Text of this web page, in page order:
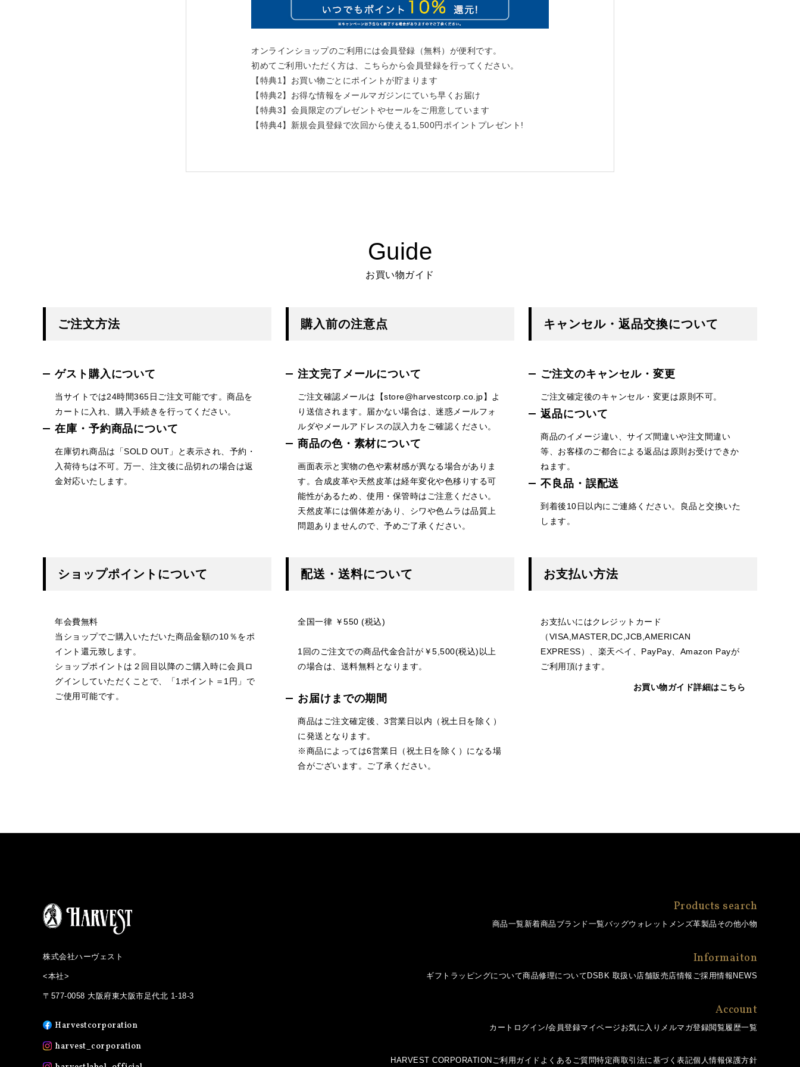
オンラインショップのご利用には会員登録（無料）が便利です。
初めてご利用いただく方は、こちらから会員登録を行ってください。
【特典1】お買い物ごとにポイントが貯まります
【特典2】お得な情報をメールマガジンにていち早くお届け
【特典3】会員限定のプレゼントやセールをご用意しています
【特典4】新規会員登録で次回から使える1,500円ポイントプレゼント!
Guide
お買い物ガイド
ご注文方法
ゲスト購入について
当サイトでは24時間365日ご注文可能です。商品を
カートに入れ、購入手続きを行ってください。
在庫・予約商品について
在庫切れ商品は「SOLD OUT」と表示され、予約・
入荷待ちは不可。万一、注文後に品切れの場合は返
金対応いたします。
購入前の注意点
注文完了メールについて
ご注文確認メールは【store@harvestcorp.co.jp】よ
り送信されます。届かない場合は、迷惑メールフォ
ルダやメールアドレスの誤入力をご確認ください。
商品の色・素材について
画面表示と実物の色や素材感が異なる場合がありま
す。合成皮革や天然皮革は経年変化や色移りする可
能性があるため、使用・保管時はご注意ください。
天然皮革には個体差があり、シワや色ムラは品質上
問題ありませんので、予めご了承ください。
キャンセル・返品交換について
ご注文のキャンセル・変更
ご注文確定後のキャンセル・変更は原則不可。
返品について
商品のイメージ違い、サイズ間違いや注文間違い
等、お客様のご都合による返品は原則お受けできか
ねます。
不良品・誤配送
到着後10日以内にご連絡ください。良品と交換いた
します。
ショップポイントについて
年会費無料
当ショップでご購入いただいた商品金額の10％をポ
イント還元致します。
ショップポイントは２回目以降のご購入時に会員ロ
グインしていただくことで、「1ポイント＝1円」で
ご使用可能です。
配送・送料について
全国一律 ￥550 (税込)
1回のご注文での商品代金合計が￥5,500(税込)以上
の場合は、送料無料となります。
お届けまでの期間
商品はご注文確定後、3営業日以内（祝土日を除く）
に発送となります。
※商品によっては6営業日（祝土日を除く）になる場
合がございます。ご了承ください。
お支払い方法
お支払いにはクレジットカード
（VISA,MASTER,DC,JCB,AMERICAN
EXPRESS）、楽天ペイ、PayPay、Amazon Payが
ご利用頂けます。
お買い物ガイド詳細はこちら
株式会社ハーヴェスト
<本社>
〒577-0058 大阪府東大阪市足代北 1-18-3
Harvestcorporation
harvest_corporation
Products search
商品一覧 新着商品 ブランド一覧バッグウォレット メンズ革製品 その他小物
Informaiton
ギフトラッピングについて商品修理について DSBK 取扱い店舗販売店情報 ご採用情報 NEWS
Account
カート ログイン/会員登録マイページ お気に入り メルマガ登録閲覧履歴一覧
HARVEST CORPORATION ご利用ガイド よくあるご質問特定商取引法に基づく表記個人情報保護方針